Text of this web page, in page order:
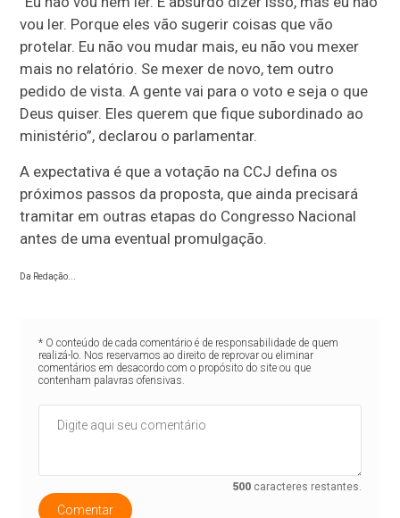
vou ler. Porque eles vão sugerir coisas que vão
protelar. Eu não vou mudar mais, eu não vou mexer
mais no relatório. Se mexer de novo, tem outro
pedido de vista. A gente vai para o voto e seja o que
Deus quiser. Eles querem que fique subordinado ao
ministério”, declarou o parlamentar.
A expectativa é que a votação na CCJ defina os
próximos passos da proposta, que ainda precisará
tramitar em outras etapas do Congresso Nacional
antes de uma eventual promulgação.
Da Redação...
* O conteúdo de cada comentário é de responsabilidade de quem
realizá-lo. Nos reservamos ao direito de reprovar ou eliminar
comentários em desacordo com o propósito do site ou que
contenham palavras ofensivas.
500 caracteres restantes.
Comentar